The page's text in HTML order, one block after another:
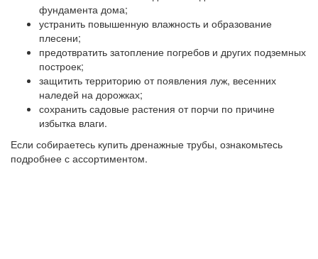
фундамента дома;
устранить повышенную влажность и образование
плесени;
предотвратить затопление погребов и других подземных
построек;
защитить территорию от появления луж, весенних
наледей на дорожках;
сохранить садовые растения от порчи по причине
избытка влаги.
Если собираетесь купить дренажные трубы, ознакомьтесь
подробнее с ассортиментом.